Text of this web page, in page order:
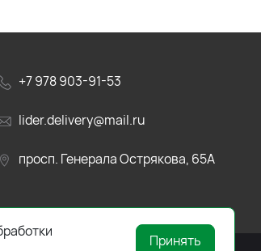
+7 978 903-91-53
lider.delivery@mail.ru
просп. Генерала Острякова, 65А
Принять